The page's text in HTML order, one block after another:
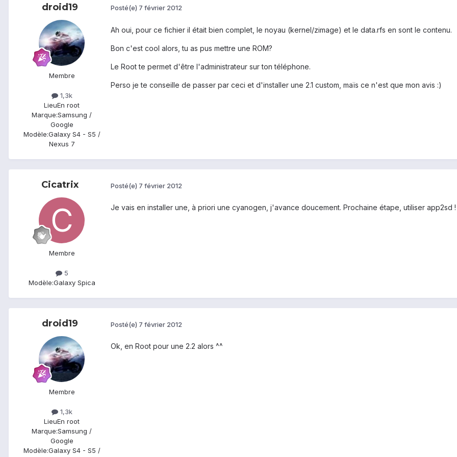
droid19
Membre
1,3k
LieuEn root
Marque:Samsung /
Google
Modèle:Galaxy S4 - S5 /
Nexus 7
Posté(e) 7 février 2012
Ah oui, pour ce fichier il était bien complet, le noyau (kernel/zimage) et le data.rfs en sont le contenu.
Bon c'est cool alors, tu as pus mettre une ROM?
Le Root te permet d'être l'administrateur sur ton téléphone.
Perso je te conseille de passer par ceci et d'installer une 2.1 custom, maïs ce n'est que mon avis :)
Cicatrix
Membre
5
Modèle:Galaxy Spica
Posté(e) 7 février 2012
Je vais en installer une, à priori une cyanogen, j'avance doucement. Prochaine étape, utiliser app2sd !
droid19
Membre
1,3k
LieuEn root
Marque:Samsung /
Google
Modèle:Galaxy S4 - S5 /
Posté(e) 7 février 2012
Ok, en Root pour une 2.2 alors ^^